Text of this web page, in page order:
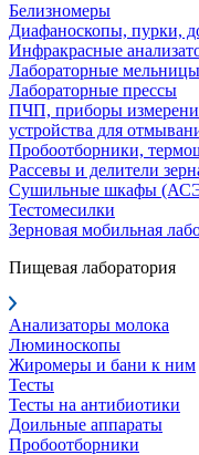
Белизномеры
Диафаноскопы, пурки,
Инфракрасные
Лабораторные мельницы
Лабораторные прессы
ПЧП, приборы
устройства для
Пробоотборники,
Рассевы и делители
Сушильные шкафы
Тестомесилки
Зерновая мобильная
Пищевая лаборатория
Анализаторы молока
Люминоскопы
Жиромеры и бани к ним
Тесты
Тесты на антибиотики
Доильные аппараты
Пробоотборники